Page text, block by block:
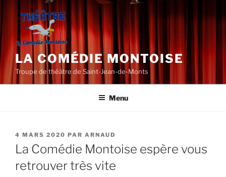
contenu
principal
LA COMÉDIE MONTOISE
Troupe de théâtre de Saint-Jean-de-Monts
Menu
PUBLIÉ
LE
4 MARS 2020 PAR ARNAUD
La Comédie Montoise espère vous
retrouver très vite